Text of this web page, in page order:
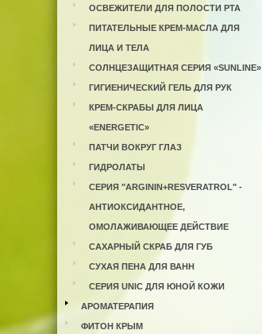
ОСВЕЖИТЕЛИ ДЛЯ ПОЛОСТИ РТА
ПИТАТЕЛЬНЫЕ КРЕМ-МАСЛА ДЛЯ
ЛИЦА И ТЕЛА
СОЛНЦЕЗАЩИТНАЯ СЕРИЯ «SUNLINE»
ГИГИЕНИЧЕСКИЙ ГЕЛЬ ДЛЯ РУК
КРЕМ-СКРАБЫ ДЛЯ ЛИЦА
«ENERGETIC»
ПАТЧИ ВОКРУГ ГЛАЗ
ГИДРОЛАТЫ
СЕРИЯ "ARGININ+RESVERATROL" -
АНТИОКСИДАНТНОЕ,
ОМОЛАЖИВАЮЩЕЕ ДЕЙСТВИЕ
САХАРНЫЙ СКРАБ ДЛЯ ГУБ
СУХАЯ ПЕНА ДЛЯ ВАНН
СЕРИЯ UNIC ДЛЯ ЮНОЙ КОЖИ
АРОМАТЕРАПИЯ
ФИТОН КРЫМ